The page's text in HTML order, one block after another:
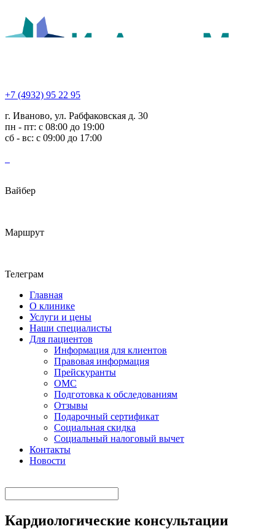
+7 (4932) 95 22 95
г. Иваново, ул. Рабфаковская д. 30
пн - пт: с 08:00 до 19:00
сб - вс: с 09:00 до 17:00
Вайбер
Маршрут
Телеграм
Главная
О клинике
Услуги и цены
Наши специалисты
Для пациентов
Информация для клиентов
Правовая информация
Прейскуранты
ОМС
Подготовка к обследованиям
Отзывы
Подарочный сертификат
Социальная скидка
Социальный налоговый вычет
Контакты
Новости
Кардиологические консультации